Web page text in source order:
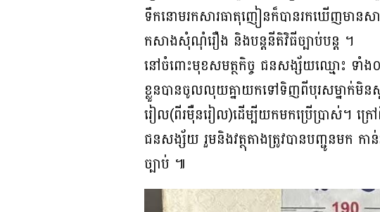
ទឹកនោមរកសារធាតុញៀនក៏បានរកឃើញមានស
កសាងសុំណុំរឿង និងបន្តនីតិវិធីច្បាប់បន្ត ។
នៅចំពោះមុខសមត្ថកិច្ច ជនសង្ស័យឈ្មោះ ទាំង
ខ្លួនបានចូលលុយគ្នាយកទៅទិញពីបុរសម្នាក់មិន
រៀល(ពីរម៉ឺនរៀល)ដេីម្បីយកមកប្រើប្រាស់។ ក្រ
ជនសង្ស័យ រួមនិងវត្ថុតាងត្រូវបានបញ្ជូនមក ក
ច្បាប់ ៕